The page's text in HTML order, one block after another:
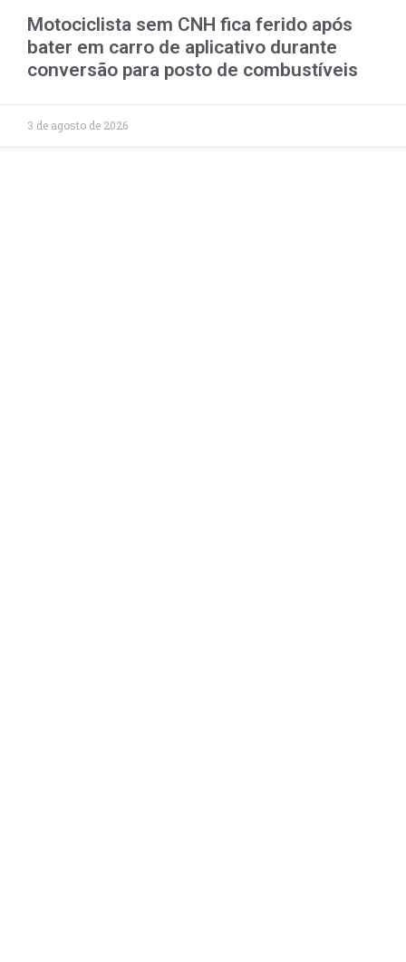
Motociclista sem CNH fica ferido após
bater em carro de aplicativo durante
conversão para posto de combustíveis
3 de agosto de 2026